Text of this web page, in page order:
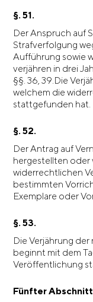
§. 51.
Der Anspruch auf
Strafverfolgung
Aufführung sowie
verjähren in drei
§§. 36, 39.Die
welchem die
stattgefunden hat.
§. 52.
Der Antrag auf
hergestellten oder
widerrechtlichen
bestimmten
Exemplare oder
§. 53.
Die Verjährung
beginnt mit dem
Veröffentlichung
Fünfter